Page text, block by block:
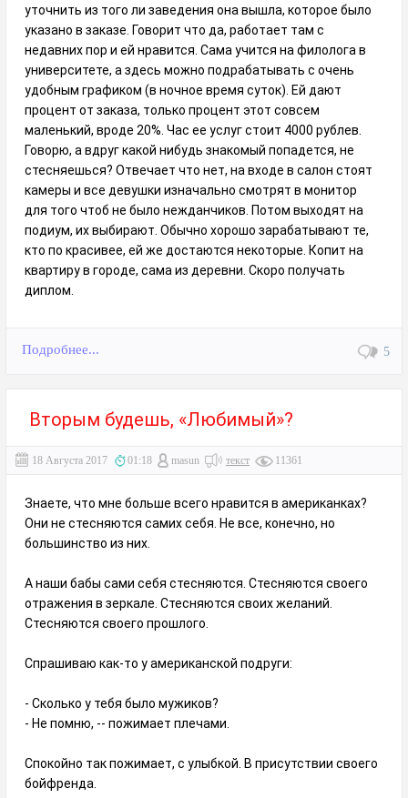
уточнить из того ли заведения она вышла, которое было
указано в заказе. Говорит что да, работает там с
недавних пор и ей нравится. Сама учится на филолога в
университете, а здесь можно подрабатывать с очень
удобным графиком (в ночное время суток). Ей дают
процент от заказа, только процент этот совсем
маленький, вроде 20%. Час ее услуг стоит 4000 рублев.
Говорю, а вдруг какой нибудь знакомый попадется, не
стесняешься? Отвечает что нет, на входе в салон стоят
камеры и все девушки изначально смотрят в монитор
для того чтоб не было нежданчиков. Потом выходят на
подиум, их выбирают. Обычно хорошо зарабатывают те,
кто по красивее, ей же достаются некоторые. Копит на
квартиру в городе, сама из деревни. Скоро получать
диплом.
Подробнее... 5
Вторым будешь, «Любимый»?
18 Августа 2017 01:18 masun текст 11361
Знаете, что мне больше всего нравится в американках?
Они не стесняются самих себя. Не все, конечно, но
большинство из них.
А наши бабы сами себя стесняются. Стесняются своего
отражения в зеркале. Стесняются своих желаний.
Стесняются своего прошлого.
Спрашиваю как-то у американской подруги:
- Сколько у тебя было мужиков?
- Не помню, -- пожимает плечами.
Спокойно так пожимает, с улыбкой. В присутствии своего
бойфренда.